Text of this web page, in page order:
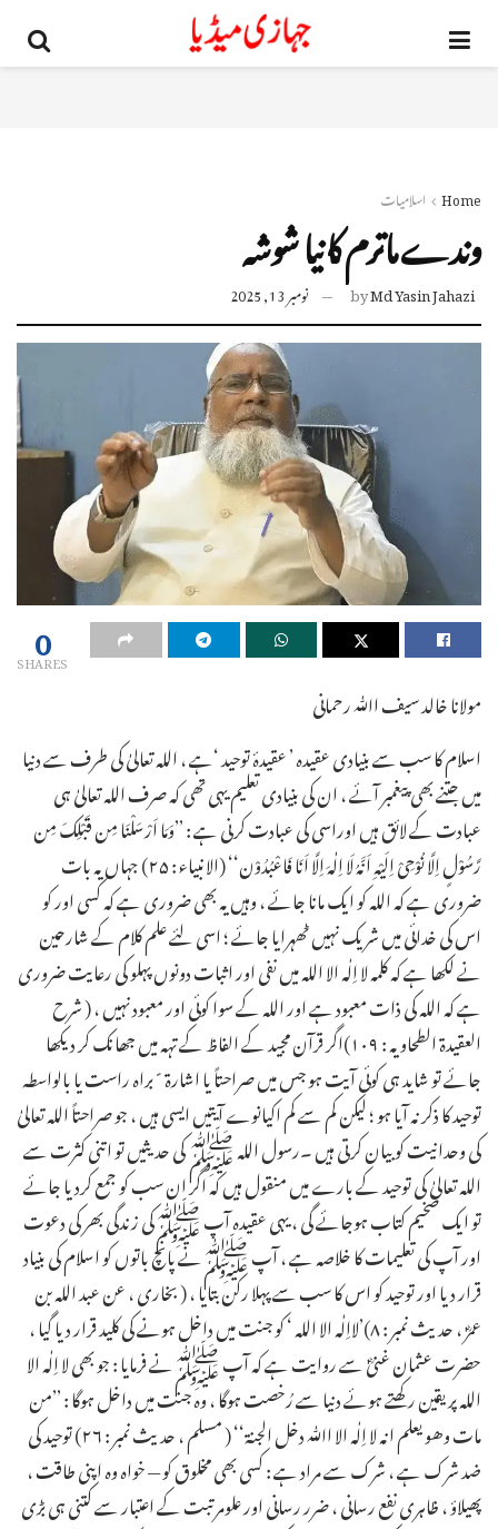
Home اسلامیات
وندے ماترم کا نیا شوشہ
byMd Yasin Jahazi نومبر 13, 2025
0
SHARES
مولانا خالد سیف اﷲ رحمانی
اسلام کا سب سے بنیادی عقیدہ ’ عقیدۂ توحید ‘ہے ، اللہ تعالیٰ کی طرف سے دنیا
میں جتنے بھی پیغمبر آئے ، ان کی بنیادی تعلیم یہی تھی کہ صرف اللہ تعالیٰ ہی
عبادت کے لائق ہیں اوراسی کی عبادت کرنی ہے : ’’وَمَا اَرْسَلْنَا مِن قَبْلِکَ مِن
رَّسُوْلٍ اِلَّا نُوْحِیْ اِلَیْہِ اَنَّہُ لَا اِلٰہَ اِلَّا اَنَا فَاعْبُدُوْن‘‘ (الانبیاء : ۲۵) جہاں یہ بات
ضروری ہے کہ اللہ کو ایک مانا جائے ، وہیں یہ بھی ضروری ہے کہ کسی اور کو
اس کی خدائی میں شریک نہیں ٹھہرایا جائے ؛ اسی لئے علم کلام کے شارحین
نے لکھا ہے کہ کلمہ لا اِلٰہ الا اللہ میں نفی اور اثبات دونوں پہلو کی رعایت ضروری
ہے کہ اللہ کی ذات معبود ہے اور اللہ کے سوا کوئی اور معبود نہیں ، ( شرح
العقیدۃ الطحاویہ : ۱۰۹)اگر قرآن مجید كے الفاظ کے تہہ میں جھانک کر دیکھا
جائے تو شاید ہی کوئی آیت ہو جس میں صراحتاً یا اشارۃ ًبراہ راست یا بالواسطہ
توحید کا ذکر نہ آیا ہو ؛ لیکن کم سے کم اکیانوے آیتیں ایسی ہیں ، جو صراحتاً اللہ تعالیٰ
کی وحدانیت کو بیان کرتی ہیں ۔رسول اللہ ﷺ کی حدیثیں تو اتنی کثرت سے
اللہ تعالیٰ کی توحید کے بارے میں منقول ہیں کہ اگر ان سب کو جمع کردیا جائے
تو ایک ضخیم کتاب ہوجائے گی ، یہی عقیدہ آپ ﷺکی زندگی بھر کی دعوت
اور آپ کی تعلیمات کا خلاصہ ہے ، آپ ﷺنے پانچ باتوں کو اسلام کی بنیاد
قرار دیا اور توحید کو اس کا سب سے پہلا رکن بتایا ، ( بخاری ، عن عبد اللہ بن
عمرؓ ، حدیث نمبر : ۸)’لااِلٰہ الا اللہ ‘ کو جنت میں داخل ہونے کی کلید قرار دیا گیا ،
حضرت عثمان غنیؓ سے روایت ہے کہ آپ ﷺنے فرمایا : جو بھی لا اِلٰہ الا
اللہ پریقین رکھتے ہوئے دنیا سے رُخصت ہوگا ، وہ جنت میں داخل ہوگا : ’’من
مات وھو یعلم انہ لا اِلٰہ الا اﷲ دخل الجنۃ‘‘ ( مسلم ، حدیث نمبر : ۲۶) توحید کی
ضد شرک ہے ، شرک سے مراد ہے : کسی بھی مخلوق کو — خواہ وہ اپنی طاقت ،
پھیلاؤ ، ظاہری نفع رسانی ، ضرر رسانی اور علومرتبت کے اعتبار سے کتنی ہی بڑی